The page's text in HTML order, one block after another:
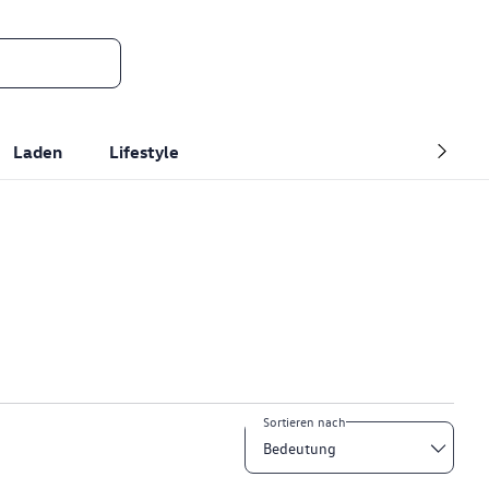
Laden Lifestyle
Sortieren nach
Bedeutung